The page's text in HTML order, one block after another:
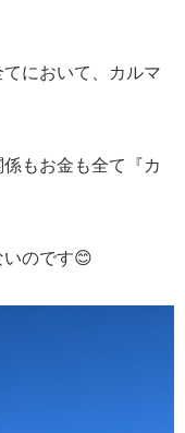
において、カルマ
もお金も全て『カ
いのです😊